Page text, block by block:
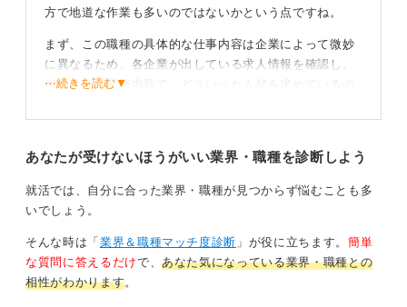
方で地道な作業も多いのではないかという点ですね。
まず、この職種の具体的な仕事内容は企業によって微妙
に異なるため、各企業が出している求人情報を確認し、
どのような業務内容で、どういった人材を求めているの
ビスを考案し、提案する役割を担います。
そのため、業界の動向や顧客のニーズをリサーチ・分析
し、「次にどのような商品が求められるか」を予測する
流行に疑問を持って深掘りする癖を付けていこう
⋯続きを読む▼
あなたが受けないほうがいい業界・職種を診断しよう
就活では、自分に合った業界・職種が見つからず悩むことも多
いでしょう。
そんな時は「 業界＆職種マッチ度診断 」が役に立ちます。 簡単
な質問に答えるだけで、あなた気になっている業界・職種との
相性がわかります。